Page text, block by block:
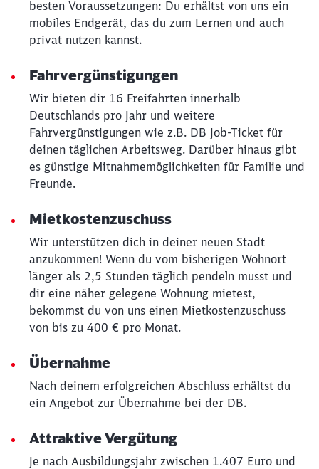
besten Voraussetzungen: Du erhältst von uns ein
mobiles Endgerät, das du zum Lernen und auch
privat nutzen kannst.
Fahrvergünstigungen
Wir bieten dir 16 Freifahrten innerhalb
Deutschlands pro Jahr und weitere
Fahrvergünstigungen wie z.B. DB Job-Ticket für
deinen täglichen Arbeitsweg. Darüber hinaus gibt
es günstige Mitnahmemöglichkeiten für Familie und
Freunde.
Mietkostenzuschuss
Wir unterstützen dich in deiner neuen Stadt
anzukommen! Wenn du vom bisherigen Wohnort
länger als 2,5 Stunden täglich pendeln musst und
dir eine näher gelegene Wohnung mietest,
bekommst du von uns einen Mietkostenzuschuss
von bis zu 400 € pro Monat.
Übernahme
Nach deinem erfolgreichen Abschluss erhältst du
ein Angebot zur Übernahme bei der DB.
Attraktive Vergütung
Je nach Ausbildungsjahr zwischen 1.407 Euro und
Möchten Sie zuweitergeleitet
werden?
Abbrechen Weiter